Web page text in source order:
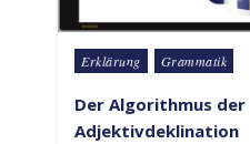
Posted in
Erklärung Grammatik
Der Algorithmus der
Adjektivdeklination